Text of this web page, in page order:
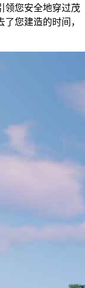
领您安全地穿过茂
您建造的时间，